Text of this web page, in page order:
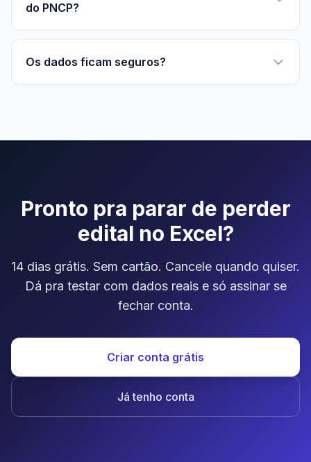
do PNCP?
Os dados ficam seguros?
Pronto pra parar de perder
edital no Excel?
14 dias grátis. Sem cartão. Cancele quando quiser.
Dá pra testar com dados reais e só assinar se
fechar conta.
Criar conta grátis
Já tenho conta